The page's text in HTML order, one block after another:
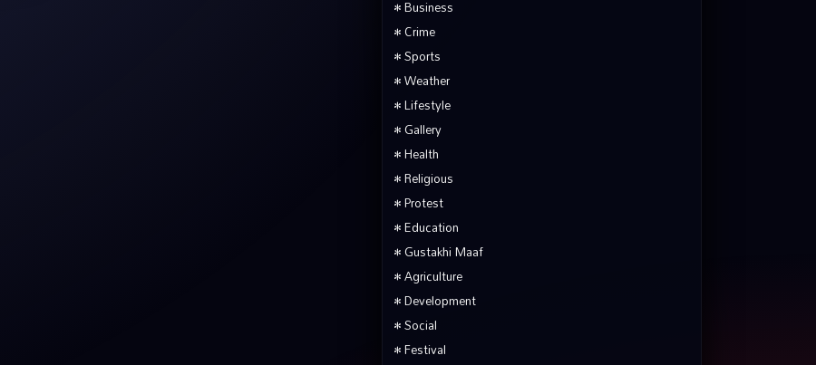
• Business
• Crime
• Sports
• Weather
• Lifestyle
• Gallery
• Health
• Religious
• Protest
• Education
• Gustakhi Maaf
• Agriculture
• Development
• Social
• Festival